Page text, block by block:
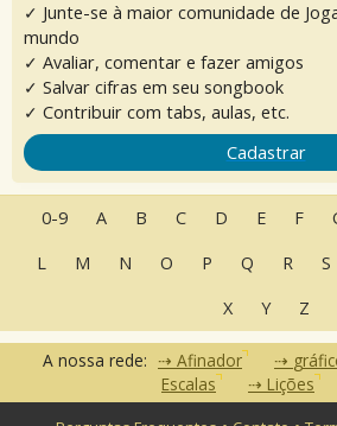
✓ Junte-se à maior comunidade de
mundo
✓ Avaliar, comentar e fazer amigos
✓ Salvar cifras em seu songbook
✓ Contribuir com tabs, aulas, etc.
Cadastrar
0-9 A B C D E F
L
M N O P Q R S
X
Y Z
A nossa rede: Afinador
Escalas
Lições